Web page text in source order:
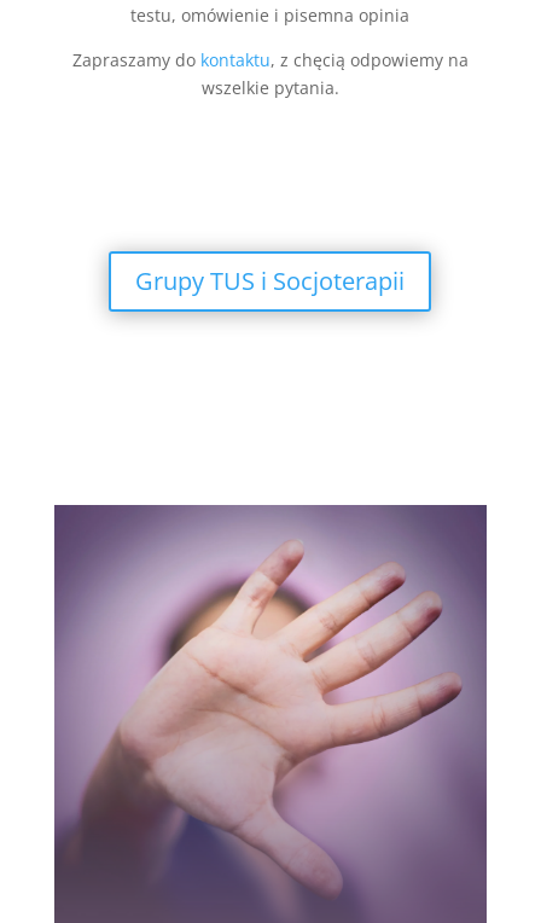
testu, omówienie i pisemna opinia
Zapraszamy do kontaktu, z chęcią odpowiemy na
wszelkie pytania.
Grupy TUS i Socjoterapii